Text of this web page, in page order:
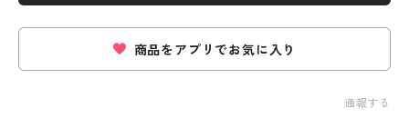
商品をアプリでお気に入り
通報する